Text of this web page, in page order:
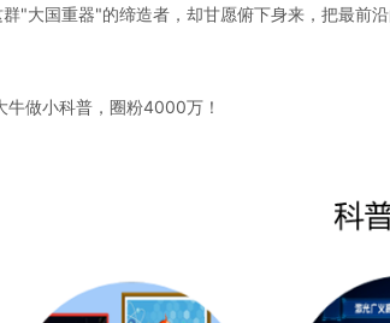
"大国重器"的缔造者，却甘愿俯下身来，把最前沿
牛做小科普，圈粉4000万！